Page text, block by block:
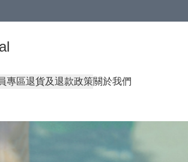
專區退貨及退款政策關於我們